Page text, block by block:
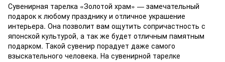
Сувенирная тарелка «Золотой храм» — замечательный
подарок к любому празднику и отличное украшение
интерьера. Она позволит вам ощутить сопричастность с
японской культурой, а так же будет отличным памятным
подарком. Такой сувенир порадует даже самого
взыскательного человека. На сувенирной тарелке